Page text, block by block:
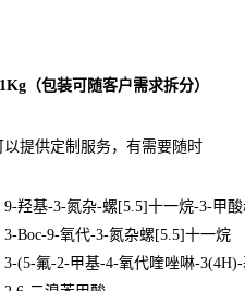
（包装可随客户需求拆分）
提供定制服务，有需要随时
9-羟基-3-氮杂-螺[5.5]十一烷-3-甲
3-Boc-9-氧代-3-氮杂螺[5.5]十一烷
3-(5-氟-2-甲基-4-氧代喹唑啉-3(4H)-